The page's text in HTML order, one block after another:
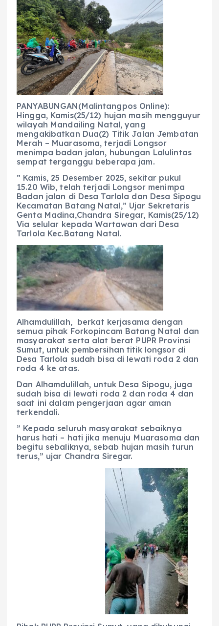
e
b
o
o
k
ts
A
p
p
g
r
a
m
e
n
g
er
re
PANYABUNGAN(Malintangpos Online):
Hingga, Kamis(25/12) hujan masih mengguyur
wilayah Mandailing Natal, yang
mengakibatkan Dua(2) Titik Jalan Jembatan
Merah – Muarasoma, terjadi Longsor
menimpa badan jalan, hubungan Lalulintas
sempat terganggu beberapa jam.
” Kamis, 25 Desember 2025, sekitar pukul
15.20 Wib, telah terjadi Longsor menimpa
Badan jalan di Desa Tarlola dan Desa Sipogu
Kecamatan Batang Natal,” Ujar Sekretaris
Genta Madina,Chandra Siregar, Kamis(25/12)
Via selular kepada Wartawan dari Desa
Tarlola Kec.Batang Natal.
Alhamdulillah, berkat kerjasama dengan
semua pihak Forkopincam Batang Natal dan
masyarakat serta alat berat PUPR Provinsi
Sumut, untuk pembersihan titik longsor di
Desa Tarlola sudah bisa di lewati roda 2 dan
roda 4 ke atas.
Dan Alhamdulillah, untuk Desa Sipogu, juga
sudah bisa di lewati roda 2 dan roda 4 dan
saat ini dalam pengerjaan agar aman
terkendali.
” Kepada seluruh masyarakat sebaiknya
harus hati – hati jika menuju Muarasoma dan
begitu sebaliknya, sebab hujan masih turun
terus,” ujar Chandra Siregar.